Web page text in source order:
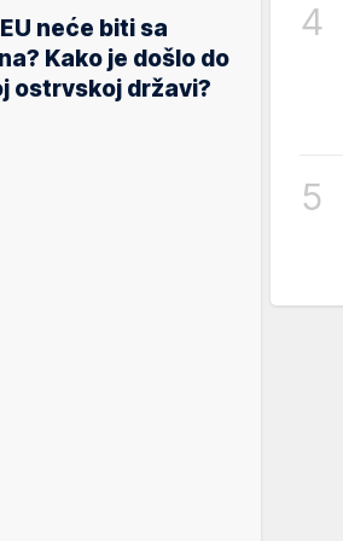
neće biti sa
Kako je došlo do
ostrvskoj državi?
4
5